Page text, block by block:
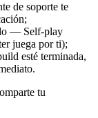
de soporte te
— Self-play
juega por ti);
esté terminada,
tu